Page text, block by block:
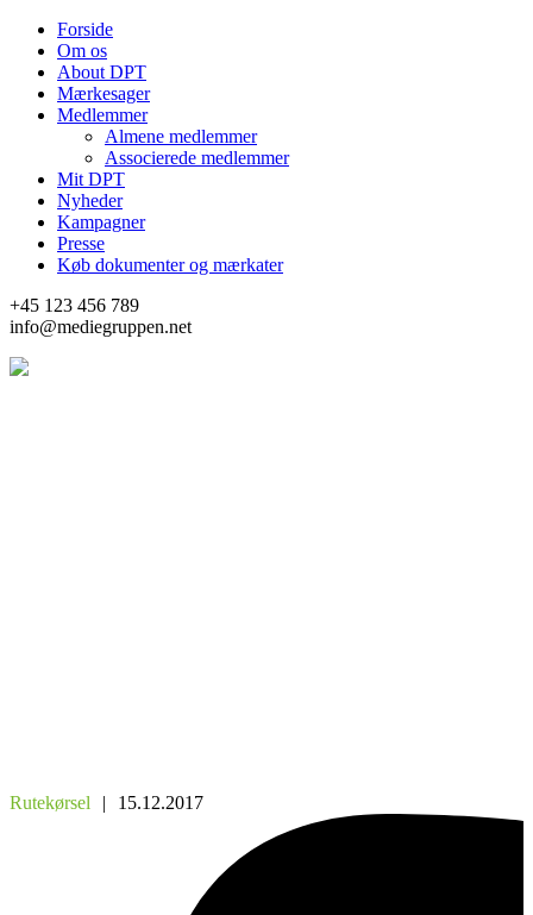
Forside
Om os
About DPT
Mærkesager
Medlemmer
Almene medlemmer
Associerede medlemmer
Mit DPT
Nyheder
Kampagner
Presse
Køb dokumenter og mærkater
+45 123 456 789
info@mediegruppen.net
Rutekørsel | 15.12.2017